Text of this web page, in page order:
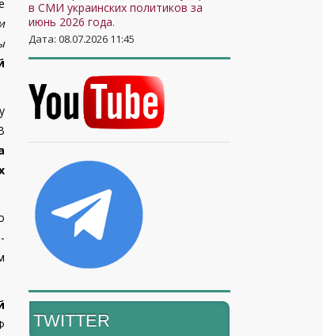
в СМИ украинских политиков за
июнь 2026 года.
Дата: 08.07.2026 11:45
TWITTER